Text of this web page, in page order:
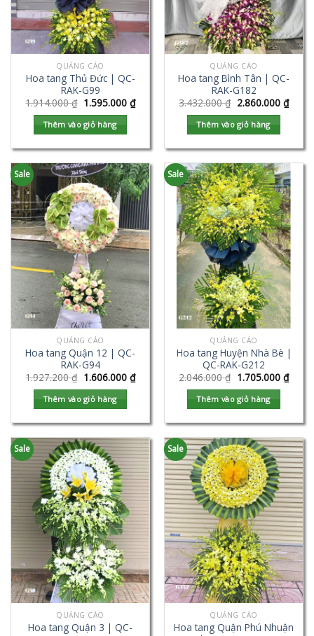
QUẢNG CÁO
Hoa tang Thủ Đức | QC-
RAK-G99
1.914.000₫ 1.595.000 ₫
Thêm vào giỏ hàng
QUẢNG CÁO
Hoa tang Bình Tân | QC-
RAK-G182
3.432.000₫ 2.860.000 ₫
Thêm vào giỏ hàng
Sale
QUẢNG CÁO
Hoa tang Quận 12 | QC-
RAK-G94
1.927.200₫ 1.606.000 ₫
Thêm vào giỏ hàng
Sale
QUẢNG CÁO
Hoa tang Huyện Nhà Bè |
QC-RAK-G212
2.046.000₫ 1.705.000 ₫
Thêm vào giỏ hàng
Sale
QUẢNG CÁO
Hoa tang Quận 3 | QC-
Sale
QUẢNG CÁO
Hoa tang Quận Phú Nhuận